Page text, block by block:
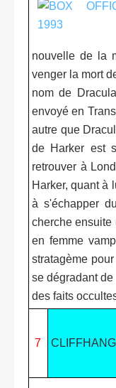
nouvelle de la
venger la mort
nom de
envoyé en
autre que
de Harker est
retrouver à
Harker, quant à
à s'échapper
cherche ensuite
en femme
stratagème
se dégradant
des faits
7